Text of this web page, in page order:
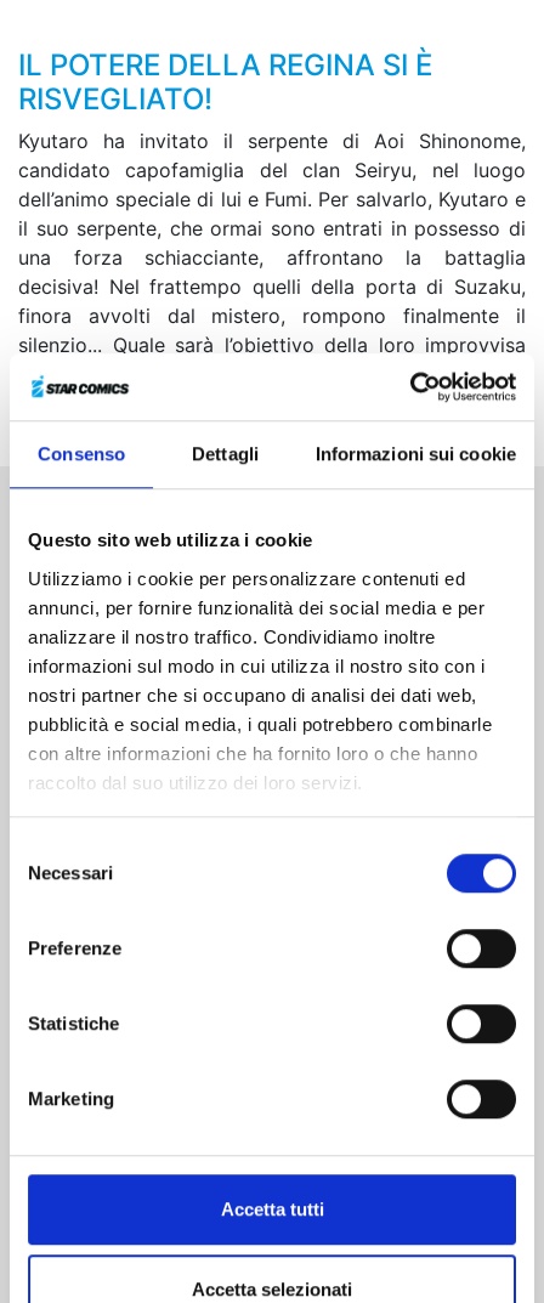
Consenso Dettagli Informazioni sui cookie
Questo sito web utilizza i cookie
Utilizziamo i cookie per personalizzare contenuti ed
annunci, per fornire funzionalità dei social media e per
analizzare il nostro traffico. Condividiamo inoltre
informazioni sul modo in cui utilizza il nostro sito con i
nostri partner che si occupano di analisi dei dati web,
pubblicità e social media, i quali potrebbero combinarle
con altre informazioni che ha fornito loro o che hanno
raccolto dal suo utilizzo dei loro servizi.
delNecessari
Preferenze
Statistiche
Marketing
Accetta tutti
Accetta selezionati
IL POTERE DELLA REGINA SI È
RISVEGLIATO!
Kyutaro ha invitato il serpente di Aoi Shinonome,
candidato capofamiglia del clan Seiryu, nel luogo
dell’animo speciale di lui e Fumi. Per salvarlo, Kyutaro e
il suo serpente, che ormai sono entrati in possesso di
una forza schiacciante, affrontano la battaglia
decisiva! Nel frattempo quelli della porta di Suzaku,
finora avvolti dal mistero, rompono finalmente il
silenzio... Quale sarà l’obiettivo della loro improvvisa
comparsa? La saga del clan Seiryu arriva al suo punto
culminante!
Altri volumi della serie
Mostra tutto